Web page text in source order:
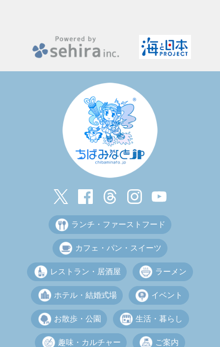
ランチ・ファーストフード
カフェ・パン・スイーツ
レストラン・居酒屋 ラーメン
ホテル・結婚式場 イベント
お散歩・公園 生活・暮らし
趣味・カルチャー ご案内